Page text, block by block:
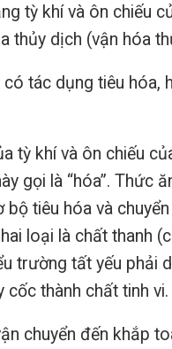
tỳ khí và ôn chiếu
thủy dịch (vận hóa
có tác dụng tiêu hóa,
tỳ khí và ôn chiếu
gọi là “hóa”. Thức
tiêu hóa và
loại là chất thanh
trường tất yếu phải
thành chất tinh vi.
chuyển đến khắp